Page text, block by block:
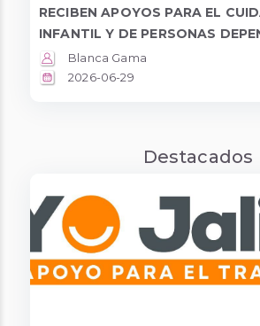
RECIBEN APOYOS PARA EL
INFANTIL Y DE PERSONAS
Blanca Gama
2026-06-29
Destacados